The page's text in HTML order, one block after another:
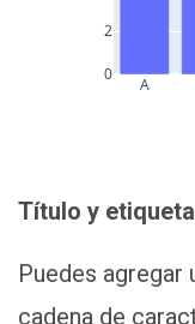
A
0
2
Título y
Puedes agregar
cadena de